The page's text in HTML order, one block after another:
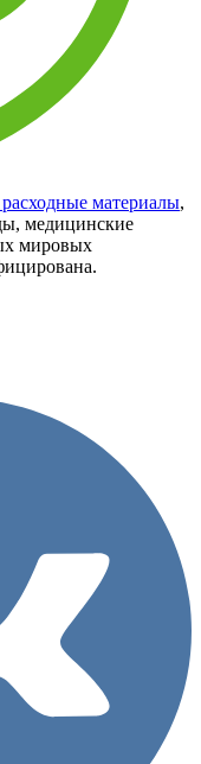
материалы,
медицинские
мировых